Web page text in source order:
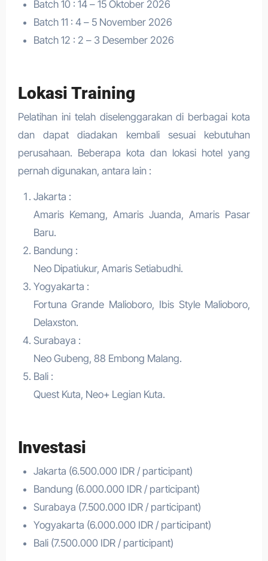
Batch 10 : 14 – 15 Oktober 2026
Batch 11 : 4 – 5 November 2026
Batch 12 : 2 – 3 Desember 2026
Lokasi Training
Pelatihan ini telah diselenggarakan di berbagai kota
dan dapat diadakan kembali sesuai kebutuhan
perusahaan. Beberapa kota dan lokasi hotel yang
pernah digunakan, antara lain :
Jakarta :
Amaris Kemang, Amaris Juanda, Amaris Pasar
Baru.
Bandung :
Neo Dipatiukur, Amaris Setiabudhi.
Yogyakarta :
Fortuna Grande Malioboro, Ibis Style Malioboro,
Delaxston.
Surabaya :
Neo Gubeng, 88 Embong Malang.
Bali :
Quest Kuta, Neo+ Legian Kuta.
Investasi
Jakarta (6.500.000 IDR / participant)
Bandung (6.000.000 IDR / participant)
Surabaya (7.500.000 IDR / participant)
Yogyakarta (6.000.000 IDR / participant)
Bali (7.500.000 IDR / participant)